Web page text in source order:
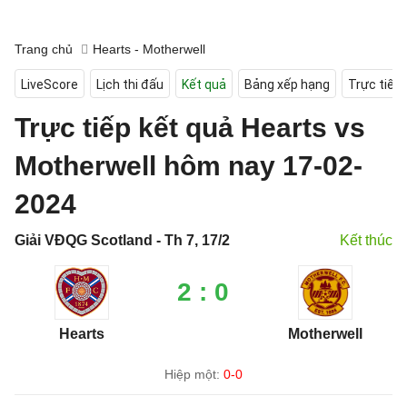
Trang chủ Hearts - Motherwell
LiveScore Lịch thi đấu Kết quả Bảng xếp hạng Trực tiếp
Trực tiếp kết quả Hearts vs
Motherwell hôm nay 17-02-
2024
Giải VĐQG Scotland - Th 7, 17/2 Kết thúc
Hearts
2 : 0
Motherwell
Hiệp một: 0-0